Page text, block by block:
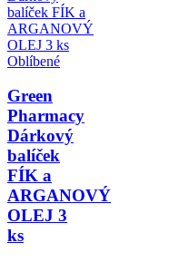
Oblíbené
Green
Pharmacy
Dárkový
balíček
FÍK a
ARGANOVÝ
OLEJ 3
ks